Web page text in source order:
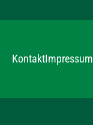
KontaktImpressum